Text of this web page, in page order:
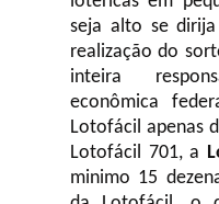
seja alto se
realização do
inteira
econômica
Lotofácil apenas
Lotofácil 701, a
minimo 15